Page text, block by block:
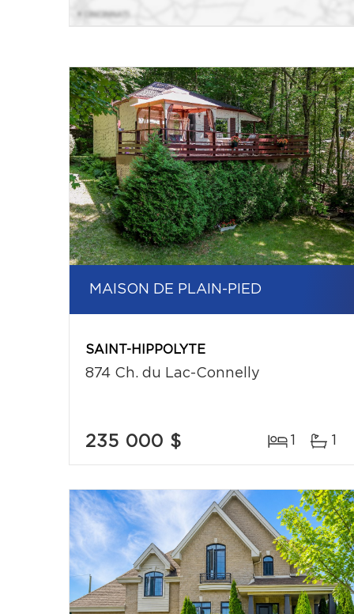
MAISON DE PLAIN-PIED
SAINT-HIPPOLYTE
874 Ch. du Lac-Connelly
235 000 $ 1 1